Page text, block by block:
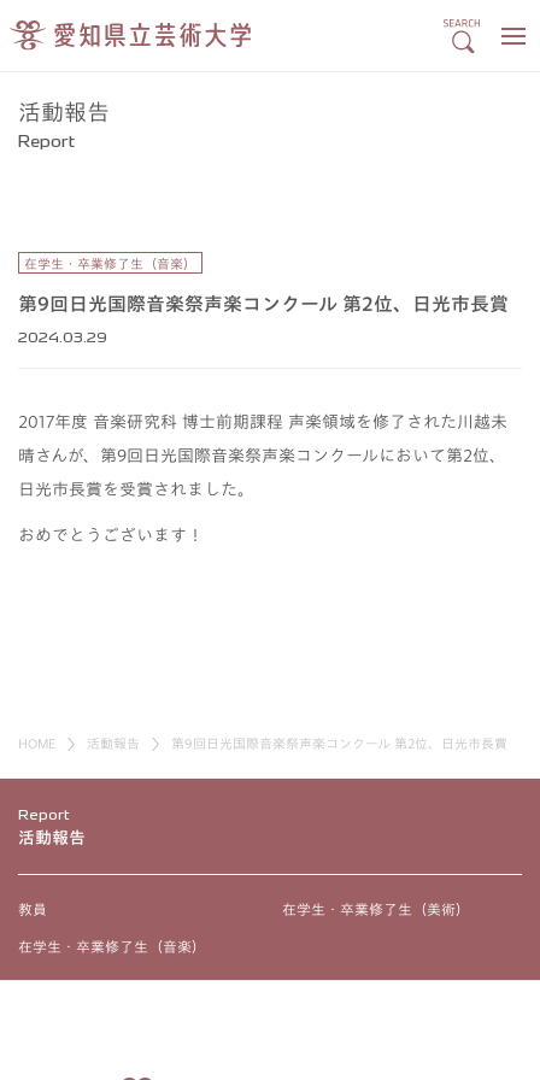
活動報告
Report
在学生・卒業修了生（音楽）
第9回日光国際音楽祭声楽コンクール 第2位、日光市長賞
2024.03.29
2017年度 音楽研究科 博士前期課程 声楽領域を修了された川越未
晴さんが、第9回日光国際音楽祭声楽コンクールにおいて第2位、
日光市長賞を受賞されました。
おめでとうございます！
HOME 活動報告 第9回日光国際音楽祭声楽コンクール 第2位、日光市長賞
Report
活動報告
教員 在学生・卒業修了生（美術）
在学生・卒業修了生（音楽）